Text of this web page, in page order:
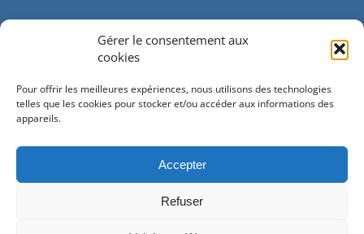
Gérer le consentement aux
cookies
Pour offrir les meilleures expériences, nous utilisons des technologies
telles que les cookies pour stocker et/ou accéder aux informations des
appareils.
Accepter
Refuser
ACCÈS DIRECT
SOUTENEZ-NOUS
TRAVAILLONS ENSEMBLE